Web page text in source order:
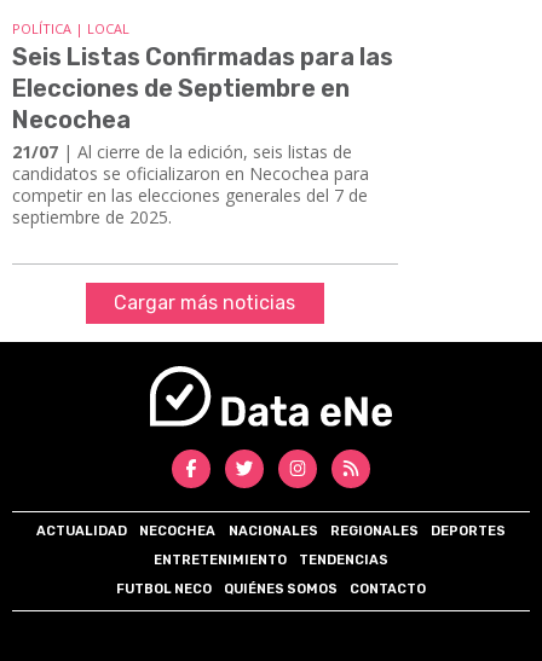
POLÍTICA | LOCAL
Seis Listas Confirmadas para las
Elecciones de Septiembre en
Necochea
21/07 | ​​​​​​​Al cierre de la edición, seis listas de
candidatos se oficializaron en Necochea para
competir en las elecciones generales del 7 de
septiembre de 2025.
Cargar más noticias
ACTUALIDAD NECOCHEA NACIONALES REGIONALES
DEPORTES
ENTRETENIMIENTO
TENDENCIAS
FUTBOL NECO
QUIÉNES SOMOS CONTACTO